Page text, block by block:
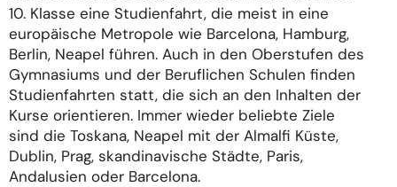
10. Klasse eine Studienfahrt, die meist in eine
europäische Metropole wie Barcelona, Hamburg,
Berlin, Neapel führen. Auch in den Oberstufen des
Gymnasiums und der Beruflichen Schulen finden
Studienfahrten statt, die sich an den Inhalten der
Kurse orientieren. Immer wieder beliebte Ziele
sind die Toskana, Neapel mit der Almalfi Küste,
Dublin, Prag, skandinavische Städte, Paris,
Andalusien oder Barcelona.